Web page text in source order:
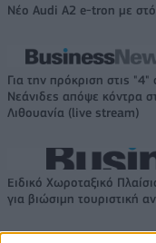
Νέο Audi A2 e-tron με
Για την πρόκριση στις "4"
Νεάνιδες απόψε κόντρα
Λιθουανία (live stream)
Ειδικό Χωροταξικό
για βιώσιμη τουριστική